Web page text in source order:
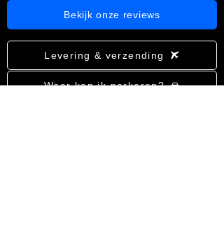
Bekijk onze reviews
Levering & verzending
Waar kan ik parkeren?